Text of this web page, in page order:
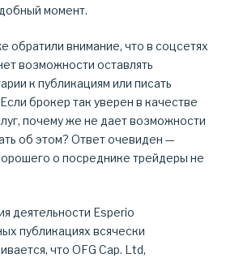
момент.
обратили внимание, что в соцсетях
возможности оставлять
к публикациям или писать
брокер так уверен в качестве
почему же не дает возможности
об этом? Ответ очевиден —
о посреднике трейдеры не
деятельности Esperio
публикациях всячески
что OFG Cap. Ltd,